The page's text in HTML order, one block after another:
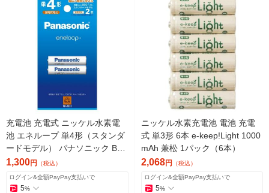
充電池 充電式 ニッケル水素電
池 エネループ 単4形（スタンダ
ードモデル） パナソニック BK-
4MCD/2H 2本パック
1,300円 （税込）
ログイン&全額PayPay支払いで
5%
ニッケル水素充電池 電池 充電
式 単3形 6本 e-keep!Light 1000
mAh 兼松 1パック（6本）
2,068円 （税込）
ログイン&全額PayPay支払いで
5%